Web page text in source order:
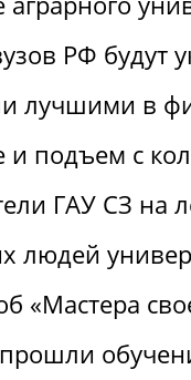
РФ будут
лучшими в
и подъем с
ГАУ СЗ
людей
«Мастера